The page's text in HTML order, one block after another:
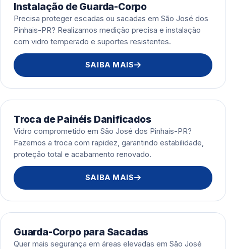
Instalação de Guarda-Corpo
Precisa proteger escadas ou sacadas em São José dos
Pinhais-PR? Realizamos medição precisa e instalação
com vidro temperado e suportes resistentes.
SAIBA MAIS
Troca de Painéis Danificados
Vidro comprometido em São José dos Pinhais-PR?
Fazemos a troca com rapidez, garantindo estabilidade,
proteção total e acabamento renovado.
SAIBA MAIS
Guarda-Corpo para Sacadas
Quer mais segurança em áreas elevadas em São José